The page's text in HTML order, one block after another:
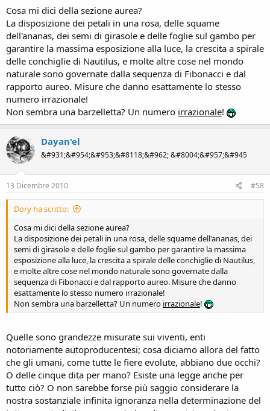
di 'ragione cartografica', e a buon diritto, dal momento che,
appunto, null'altro si fa (come se poi fosse poco!) che approssimare
il reale, tendere alla sua perfetta formalizzazione (oggi sappiamo
essere impossibile). A forza di rasoi occamiani siamo via via
progrediti negli studi, e diciamo pure che per qualche motivo, siamo
pronti al pericolo peggiore che possa verificarsi: anteporre la
matematica alla ragione, anziché la ragione alla matematica.
Cosa mi dici della sezione aurea?
La disposizione dei petali in una rosa, delle squame
dell'ananas, dei semi di girasole e delle foglie sul gambo per
garantire la massima esposizione alla luce, la crescita a spirale
delle conchiglie di Nautilus, e molte altre cose nel mondo
naturale sono governate dalla sequenza di Fibonacci e dal
rapporto aureo. Misure che danno esattamente lo stesso
numero irrazionale!
Non sembra una barzelletta? Un numero irrazionale!
Dayan'el
&#931;&#954;&#953;&#8118;&#962; &#8004;&#957;&#945
13 Dicembre 2010 #58
Dory ha scritto:
Cosa mi dici della sezione aurea?
La disposizione dei petali in una rosa, delle squame dell'ananas, dei
semi di girasole e delle foglie sul gambo per garantire la massima
esposizione alla luce, la crescita a spirale delle conchiglie di Nautilus,
e molte altre cose nel mondo naturale sono governate dalla
sequenza di Fibonacci e dal rapporto aureo. Misure che danno
esattamente lo stesso numero irrazionale!
Non sembra una barzelletta? Un numero irrazionale!
Quelle sono grandezze misurate sui viventi, enti
notoriamente autoproducentesi; cosa diciamo allora del fatto
che gli umani, come tutte le fiere evolute, abbiano due occhi?
O delle cinque dita per mano? Esiste una legge anche per
tutto ciò? O non sarebbe forse più saggio considerare la
nostra sostanziale infinita ignoranza nella determinazione del